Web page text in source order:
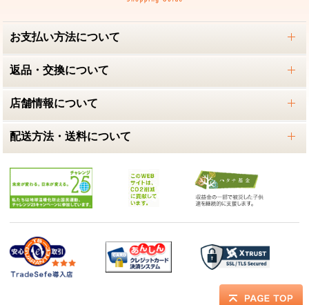
お支払い方法について
返品・交換について
店舗情報について
配送方法・送料について